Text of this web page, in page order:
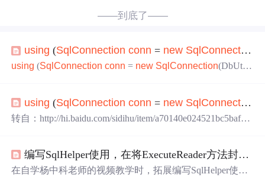
——到底了——
using (Sql Connection conn = new Sql Connection
using (SqlConnection conn = new SqlConnection(DbUtil.
的末尾，或者如果在语句结束之前引发异常并且控制离开
语句块，都可以退出using语句。 实例化的对象必须实现
using (SqlConnection conn = new SqlConnection
转自：http://hi.baidu.com/sidihu/item/a70140e024521bc5baf37
语句时在对象上调用 Dispose。当到达using语句的末尾，
或者如果在语句结束之前
编写SqlHelper使用，在将ExecuteReader方法封装进而读取数据库中的数据时会产生Additional information: 阅读器关闭时尝试调用 Read 无效问题，解决方法与解释
在自学杨中科老师的视频教学时，拓展编写SqlHelper使